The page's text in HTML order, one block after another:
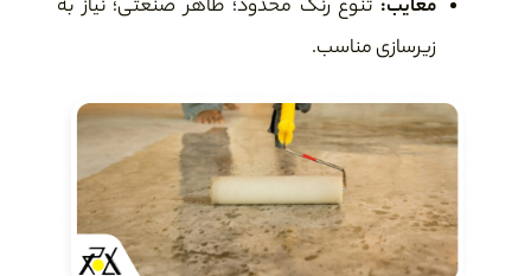
معایب: تنوع رنگ محدود؛ ظاهر صنعتی؛ نیاز به
زیرسازی مناسب.